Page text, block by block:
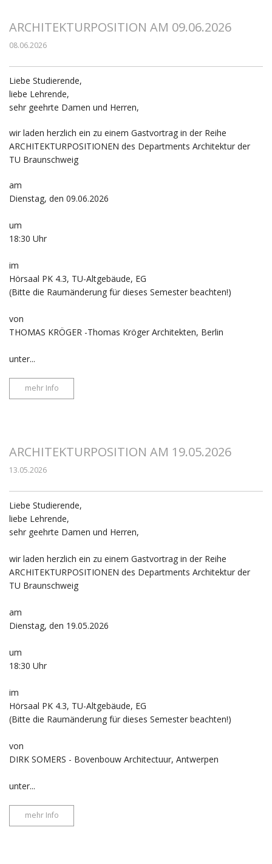
ARCHITEKTURPOSITION AM 09.06.2026
08.06.2026
Liebe Studierende,
liebe Lehrende,
sehr geehrte Damen und Herren,
wir laden herzlich ein zu einem Gastvortrag in der Reihe
ARCHITEKTURPOSITIONEN des Departments Architektur der
TU Braunschweig
am
Dienstag, den 09.06.2026
um
18:30 Uhr
im
Hörsaal PK 4.3, TU-Altgebäude, EG
(Bitte die Raumänderung für dieses Semester beachten!)
von
THOMAS KRÖGER -Thomas Kröger Architekten, Berlin
unter...
mehr Info
ARCHITEKTURPOSITION AM 19.05.2026
13.05.2026
Liebe Studierende,
liebe Lehrende,
sehr geehrte Damen und Herren,
wir laden herzlich ein zu einem Gastvortrag in der Reihe
ARCHITEKTURPOSITIONEN des Departments Architektur der
TU Braunschweig
am
Dienstag, den 19.05.2026
um
18:30 Uhr
im
Hörsaal PK 4.3, TU-Altgebäude, EG
(Bitte die Raumänderung für dieses Semester beachten!)
von
DIRK SOMERS - Bovenbouw Architectuur, Antwerpen
unter...
mehr Info